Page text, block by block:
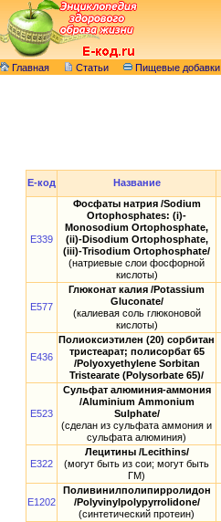
Главная Статьи Пищевые добавки
E-код Название
E339
Фосфаты натрия /Sodium
Ortophosphates: (i)-
Monosodium Ortophosphate,
(ii)-Disodium Ortophosphate,
(iii)-Trisodium Ortophosphate/
(натриевые слои фосфорной
кислоты)
E577
Глюконат калия /Potassium
Gluconate/
(калиевая соль глюконовой
кислоты)
E436
Полиоксиэтилен (20) сорбитан
тристеарат; полисорбат 65
/Polyoxyethylene Sorbitan
Tristearate (Polysorbate 65)/
E523
Сульфат алюминия-аммония
/Aluminium Ammonium
Sulphate/
(сделан из сульфата аммония и
сульфата алюминия)
E322
Лецитины /Lecithins/
(могут быть из сои; могут быть
ГМ)
E1202
Поливинилполипирролидон
/Polyvinylpolypyrrolidone/
(синтетический протеин)